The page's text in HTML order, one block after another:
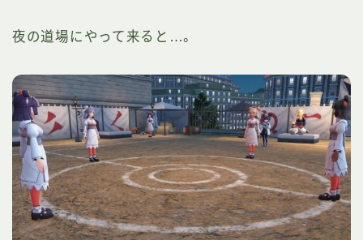
夜の道場にやって来ると…。